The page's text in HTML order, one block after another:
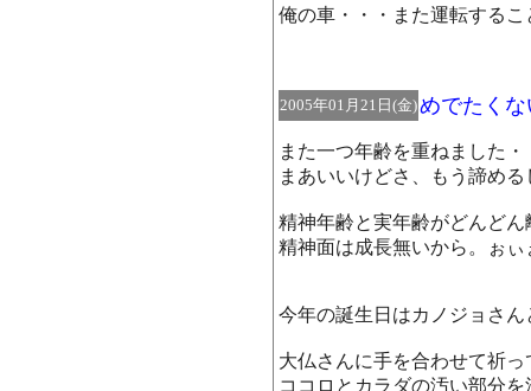
俺の車・・・また運転する
2005年01月21日(金)めでたく
また一つ年齢を重ねました・
まあいいけどさ、もう諦め
精神年齢と実年齢がどんど
精神面は成長無いから。ぉぃ
今年の誕生日はカノジョさ
大仏さんに手を合わせて祈っ
ココロとカラダの汚い部分